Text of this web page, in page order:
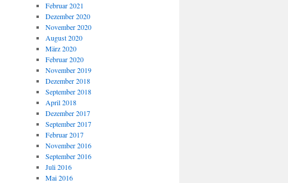
Februar 2021
Dezember 2020
November 2020
August 2020
März 2020
Februar 2020
November 2019
Dezember 2018
September 2018
April 2018
Dezember 2017
September 2017
Februar 2017
November 2016
September 2016
Juli 2016
Mai 2016